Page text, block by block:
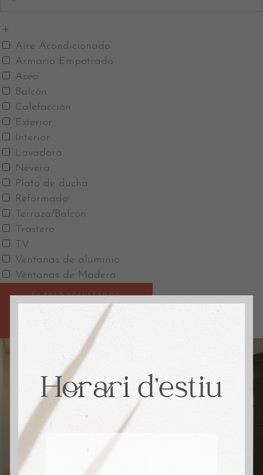
Aire Acondicionado
Armario Empotrado
Aseo
Balcón
Calefacción
Exterior
Interior
Lavadora
Nevera
Plato de ducha
Reformado
Terraza/Balcón
Trastero
TV
Ventanas de aluminio
Ventanas de Madera
FILTRAR RESULTADOS
GUARDAR BÚSQUEDA